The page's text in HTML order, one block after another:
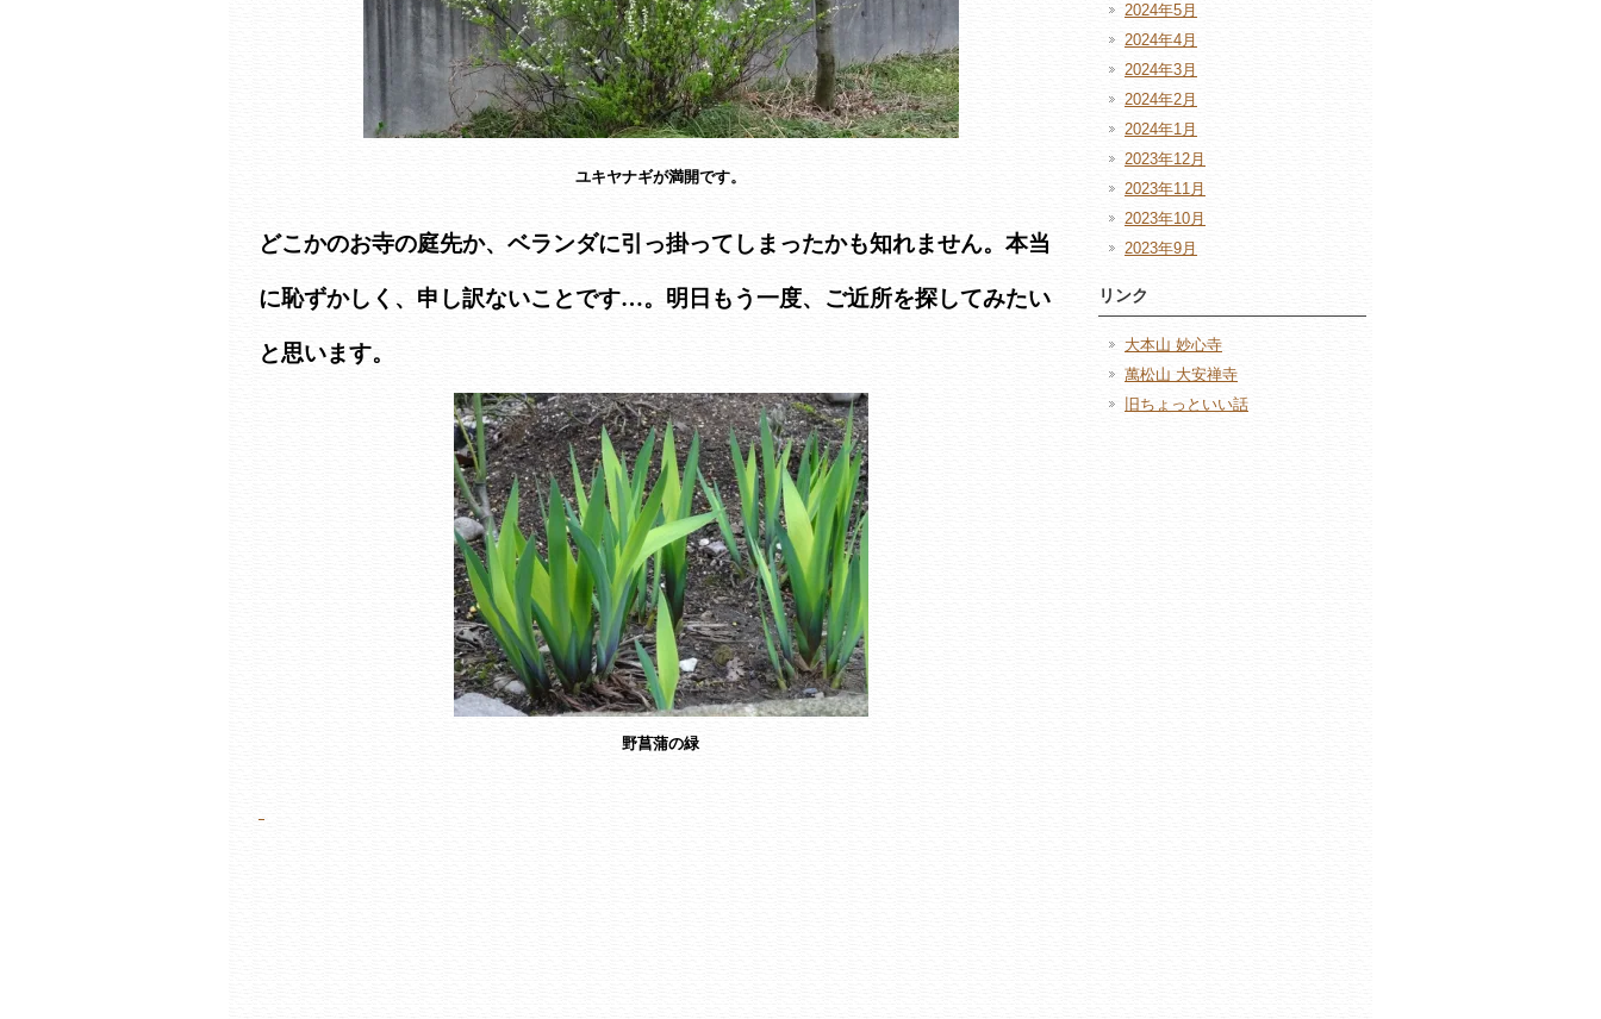
ユキヤナギが満開です。
どこかのお寺の庭先か、ベランダに引っ掛ってしまったかも知れません。本当
に恥ずかしく、申し訳ないことです…。明日もう一度、ご近所を探してみたい
と思います。
野菖蒲の緑
2024年5月
2024年4月
2024年3月
2024年2月
2024年1月
2023年12月
2023年11月
2023年10月
2023年9月
リンク
大本山 妙心寺
萬松山 大安禅寺
旧ちょっといい話